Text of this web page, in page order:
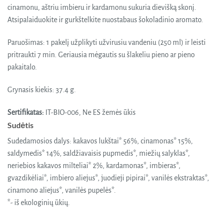
cinamonu, aštriu imbieru ir kardamonu sukuria dievišką skonį.
Atsipalaiduokite ir gurkštelkite nuostabaus šokoladinio aromato.
Paruošimas: 1 pakelį užplikyti užvirusiu vandeniu (250 ml) ir leisti
pritraukti 7 min. Geriausia mėgautis su šlakeliu pieno ar pieno
pakaitalo.
Grynasis kiekis: 37.4 g.
Sertifikatas: IT-BIO-006, Ne ES žemės ūkis
Sudėtis
Sudedamosios dalys: kakavos lukštai* 56%, cinamonas* 15%,
saldymedis* 14%, saldžiavaisis pupmedis*, miežių salyklas*,
neriebios kakavos milteliai* 2%, kardamonas*, imbieras*,
gvazdikėliai*, imbiero aliejus*, juodieji pipirai*, vanilės ekstraktas*,
cinamono aliejus*, vanilės pupelės*.
*- iš ekologinių ūkių.